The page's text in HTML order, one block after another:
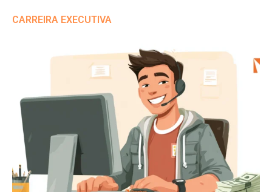
CARREIRA EXECUTIVA